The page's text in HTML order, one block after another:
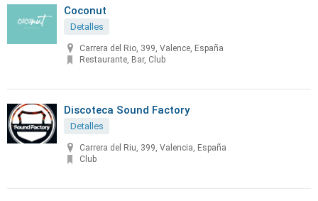
Coconut
Detalles
Carrera del Rio, 399, Valence, España
Restaurante, Bar, Club
Discoteca Sound Factory
Detalles
Carrera del Riu, 399, Valencia, España
Club